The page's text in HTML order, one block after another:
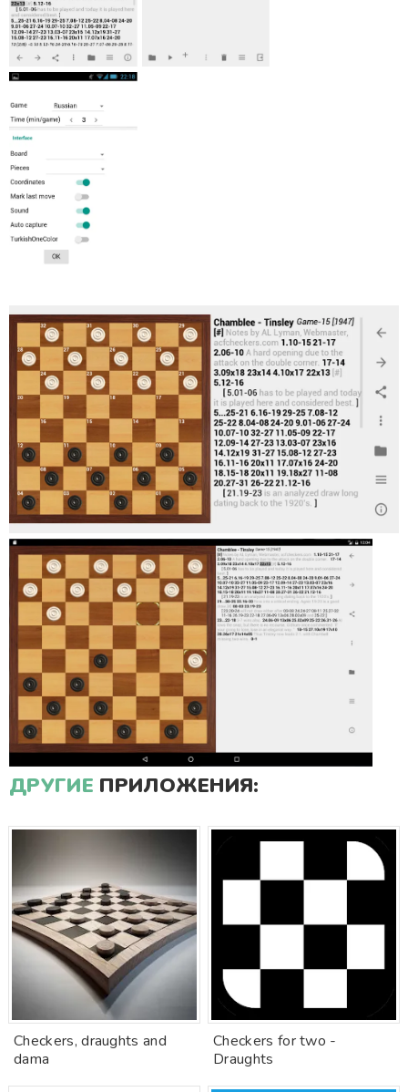
ДРУГИЕ ПРИЛОЖЕНИЯ:
Checkers, draughts and
dama
Checkers for two -
Draughts